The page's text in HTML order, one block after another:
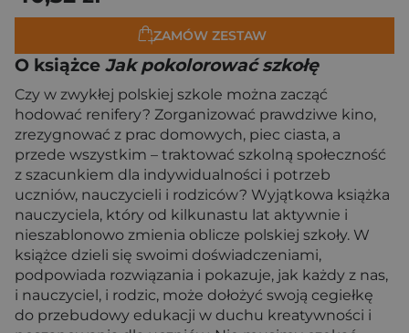
ZAMÓW ZESTAW
O książce Jak pokolorować szkołę
Czy w zwykłej polskiej szkole można zacząć
hodować renifery? Zorganizować prawdziwe kino,
zrezygnować z prac domowych, piec ciasta, a
przede wszystkim – traktować szkolną społeczność
z szacunkiem dla indywidualności i potrzeb
uczniów, nauczycieli i rodziców? Wyjątkowa książka
nauczyciela, który od kilkunastu lat aktywnie i
nieszablonowo zmienia oblicze polskiej szkoły. W
książce dzieli się swoimi doświadczeniami,
podpowiada rozwiązania i pokazuje, jak każdy z nas,
i nauczyciel, i rodzic, może dołożyć swoją cegiełkę
do przebudowy edukacji w duchu kreatywności i